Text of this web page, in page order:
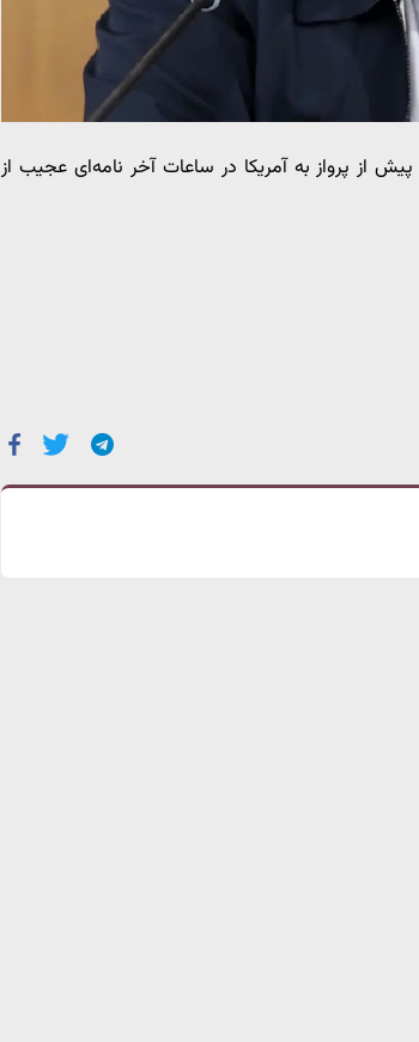
از پرواز به آمریکا در ساعات آخر نامه‌ای عجیب از